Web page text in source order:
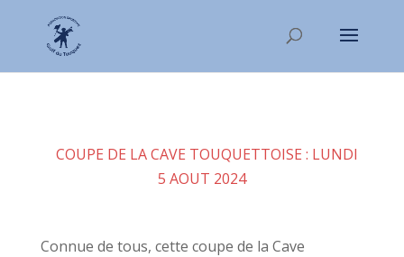
COUPE DE LA CAVE TOUQUETTOISE : LUNDI
5 AOUT 2024
Connue de tous, cette coupe de la Cave